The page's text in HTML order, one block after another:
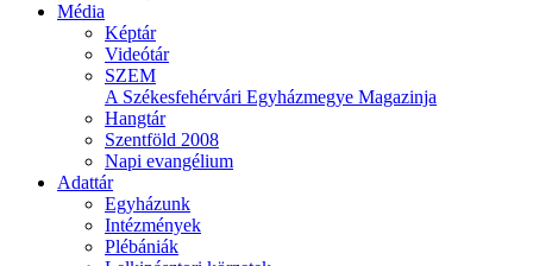
Média
Képtár
Videótár
SZEM
A Székesfehérvári Egyházmegye Magazinja
Hangtár
Szentföld 2008
Napi evangélium
Adattár
Egyházunk
Intézmények
Plébániák